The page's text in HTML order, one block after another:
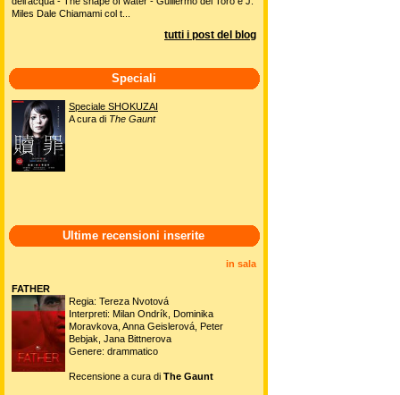
Miles Dale Chiamami col t...
tutti i post del blog
Speciali
Speciale SHOKUZAI
A cura di The Gaunt
Ultime recensioni inserite
in sala
FATHER
Regia: Tereza Nvotová
Interpreti: Milan Ondrík, Dominika
Moravkova, Anna Geislerová, Peter
Bebjak, Jana Bittnerova
Genere: drammatico
Recensione a cura di The Gaunt